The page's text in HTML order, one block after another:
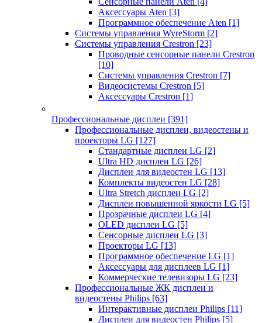
Аксессуары Aten [3]
Программное обеспечение Aten [1]
Системы управления WyreStorm [2]
Системы управления Crestron [23]
Проводные сенсорные панели Crestron
[10]
Системы управления Crestron [7]
Видеосистемы Crestron [5]
Аксессуары Crestron [1]
Профессиональные дисплеи [391]
Профессиональные дисплеи, видеостены и
проекторы LG [127]
Стандартные дисплеи LG [2]
Ultra HD дисплеи LG [26]
Дисплеи для видеостен LG [13]
Комплекты видеостен LG [28]
Ultra Stretch дисплеи LG [2]
Дисплеи повышенной яркости LG [5]
Прозрачные дисплеи LG [4]
OLED дисплеи LG [5]
Сенсорные дисплеи LG [3]
Проекторы LG [13]
Программное обеспечение LG [1]
Аксессуары для дисплеев LG [1]
Коммерческие телевизоры LG [23]
Профессиональные ЖК дисплеи и
видеостены Philips [63]
Интерактивные дисплеи Philips [11]
Дисплеи для видеостен Philips [5]